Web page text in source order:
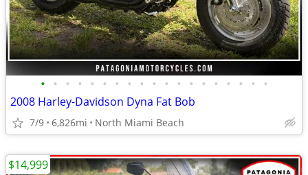
• • • • • • • • • • • • • • • • • • •
2008 Harley-Davidson Dyna Fat Bob
7/9 6,826mi North Miami Beach
$14,999